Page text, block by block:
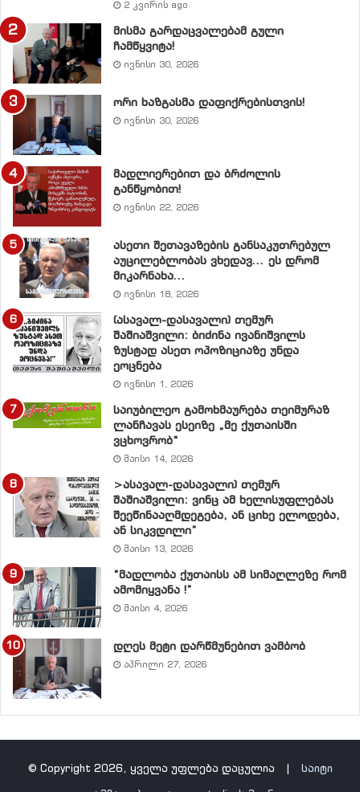
2 კვირის ago
მისმა გარდაცვალებამ გული
ჩამწყვიტა!
ივნისი 30, 2026
ორი ხაზგასმა დაფიქრებისთვის!
ივნისი 30, 2026
მადლიერებით და ბრძოლის
განწყობით!
ივნისი 22, 2026
ასეთი შეთავაზების განსაკუთრებულ
აუცილებლობას ვხედავ… ეს დრომ
მიკარნახა…
ივნისი 18, 2026
(ასავალ-დასავალი) თემურ
შაშიაშვილი: ბიძინა ივანიშვილს
ზუსტად ასეთ ოპოზიციაზე უნდა
ეოცნება
ივნისი 1, 2026
საიუბილეო გამოხმაურება თეიმურაზ
ლანჩავას ესეიზე „მე ქუთაისში
ვცხოვრობ“
მაისი 14, 2026
>ასავალ-დასავალი) თემურ
შაშიაშვილი: ვინც ამ ხელისუფლებას
შეეწინააღმდეგება, ან ციხე ელოდება,
ან სიკვდილი”
მაისი 13, 2026
“მადლობა ქუთაისს ამ სიმაღლეზე რომ
ამომიყვანა !”
მაისი 4, 2026
დღეს მეტი დარწმუნებით ვამბობ
აპრილი 27, 2026
© Copyright 2026, ყველა უფლება დაცულია | საიტი